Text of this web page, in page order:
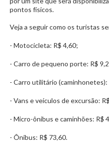
pontos físicos.
Veja a seguir como os turistas
- Motocicleta: R$ 4,60;
- Carro de pequeno porte: R$
- Carro utilitário (caminhonetes):
- Vans e veículos de excursão:
- Micro-ônibus e caminhões: R$
- Ônibus: R$ 73,60.